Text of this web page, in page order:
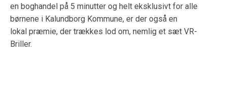
en boghandel på 5 minutter og helt eksklusivt for alle
børnene i Kalundborg Kommune, er der også en
lokal præmie, der trækkes lod om, nemlig et sæt VR-
Briller.